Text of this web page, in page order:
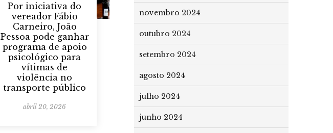
Por iniciativa do
vereador Fábio
Carneiro, João
Pessoa pode ganhar
programa de apoio
psicológico para
vítimas de
violência no
transporte público
abril 20, 2026
novembro 2024
outubro 2024
setembro 2024
agosto 2024
julho 2024
junho 2024